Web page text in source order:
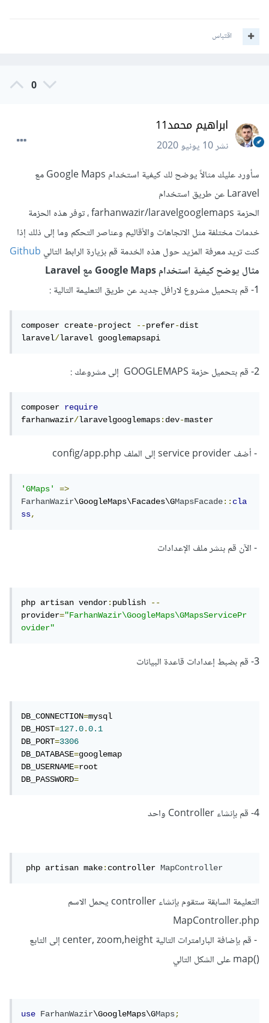
اقتباس
0
ابراهيم محمد11
نشر10 يونيو 2020
سأورد عليك مثالاً يوضح لك كيفية استخدام Google Maps مع
Laravel عن طريق استخدام
الحزمة farhanwazir/laravelgooglemaps ، توفر هذه الحزمة
خدمات مختلفة مثل الاتجاهات والأقاليم وعناصر التحكم وما إلى ذلك إذا
كنت تريد معرفة المزيد حول هذه الخدمة قم بزيارة الرابط التالي Github
مثال يوضح كيفية استخدام Google Maps مع Laravel
1- قم بتحميل مشروع لارافل جديد عن طريق التعليمة التالية :
composer create-project --prefer-dist
laravel/laravel googlemapsapi
2- قم بتحميل حزمة GOOGLEMAPS إلى مشروعك :
composer require
farhanwazir/laravelgooglemaps:dev-master
- أضف service provider إلى الملف config/app.php
'GMaps'
=>
FarhanWazir\GoogleMaps\Facades\GMapsFacade::cla
ss,
- الآن قم بنشر ملف الإعدادات
php artisan vendor:publish --
provider="FarhanWazir\GoogleMaps\GMapsServicePr
ovider"
3- قم بضبط إعدادات قاعدة البيانات
DB_CONNECTION=mysql
DB_HOST=127.0.0.1
DB_PORT=3306
DB_DATABASE=googlemap
DB_USERNAME=root
DB_PASSWORD=
4- قم بإنشاء Controller واحد
php artisan make:controller MapController
التعليمة السابقة ستقوم بإنشاء controller يحمل الاسم
MapController.php
- قم بإضافة البارامترات التالية center, zoom,height إلى التابع
()map على الشكل التالي
use FarhanWazir\GoogleMaps\GMaps;